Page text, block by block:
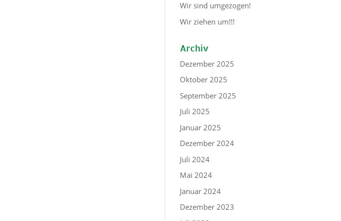
Wir sind umgezogen!
Wir ziehen um!!!
Archiv
Dezember 2025
Oktober 2025
September 2025
Juli 2025
Januar 2025
Dezember 2024
Juli 2024
Mai 2024
Januar 2024
Dezember 2023